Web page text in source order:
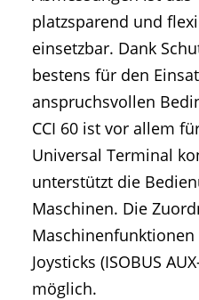
platzsparend und
einsetzbar. Dank
bestens für den
anspruchsvollen
CCI 60 ist vor allem
Universal Terminal
unterstützt die
Maschinen. Die
Maschinenfunktionen
Joysticks (ISOBUS
möglich.